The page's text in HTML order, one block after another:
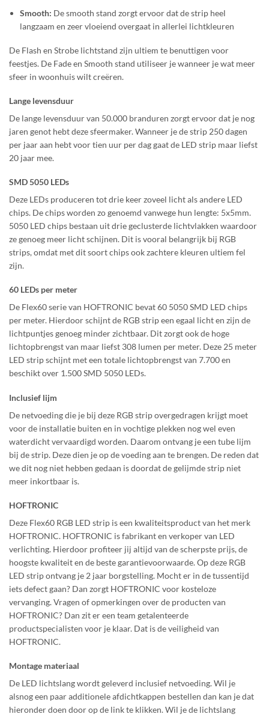
Smooth: De smooth stand zorgt ervoor dat de strip heel
langzaam en zeer vloeiend overgaat in allerlei lichtkleuren
De Flash en Strobe lichtstand zijn ultiem te benuttigen voor
feestjes. De Fade en Smooth stand utiliseer je wanneer je wat meer
sfeer in woonhuis wilt creëren.
Lange levensduur
De lange levensduur van 50.000 branduren zorgt ervoor dat je nog
jaren genot hebt deze sfeermaker. Wanneer je de strip 250 dagen
per jaar aan hebt voor tien uur per dag gaat de LED strip maar liefst
20 jaar mee.
SMD 5050 LEDs
Deze LEDs produceren tot drie keer zoveel licht als andere LED
chips. De chips worden zo genoemd vanwege hun lengte: 5x5mm.
5050 LED chips bestaan uit drie geclusterde lichtvlakken waardoor
ze genoeg meer licht schijnen. Dit is vooral belangrijk bij RGB
strips, omdat met dit soort chips ook zachtere kleuren ultiem fel
zijn.
60 LEDs per meter
De Flex60 serie van HOFTRONIC bevat 60 5050 SMD LED chips
per meter. Hierdoor schijnt de RGB strip een egaal licht en zijn de
lichtpuntjes genoeg minder zichtbaar. Dit zorgt ook de hoge
lichtopbrengst van maar liefst 308 lumen per meter. Deze 25 meter
LED strip schijnt met een totale lichtopbrengst van 7.700 en
beschikt over 1.500 SMD 5050 LEDs.
Inclusief lijm
De netvoeding die je bij deze RGB strip overgedragen krijgt moet
voor de installatie buiten en in vochtige plekken nog wel even
waterdicht vervaardigd worden. Daarom ontvang je een tube lijm
bij de strip. Deze dien je op de voeding aan te brengen. De reden dat
we dit nog niet hebben gedaan is doordat de gelijmde strip niet
meer inkortbaar is.
HOFTRONIC
Deze Flex60 RGB LED strip is een kwaliteitsproduct van het merk
HOFTRONIC. HOFTRONIC is fabrikant en verkoper van LED
verlichting. Hierdoor profiteer jij altijd van de scherpste prijs, de
hoogste kwaliteit en de beste garantievoorwaarde. Op deze RGB
LED strip ontvang je 2 jaar borgstelling. Mocht er in de tussentijd
iets defect gaan? Dan zorgt HOFTRONIC voor kosteloze
vervanging. Vragen of opmerkingen over de producten van
HOFTRONIC? Dan zit er een team getalenteerde
productspecialisten voor je klaar. Dat is de veiligheid van
HOFTRONIC.
Montage materiaal
De LED lichtslang wordt geleverd inclusief netvoeding. Wil je
alsnog een paar additionele afdichtkappen bestellen dan kan je dat
hieronder doen door op de link te klikken. Wil je de lichtslang